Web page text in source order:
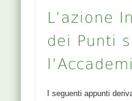
L’azione
dei Punti
I seguenti appunti